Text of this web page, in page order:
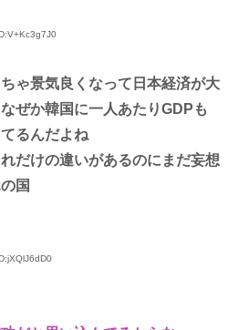
ゃ景気良くなって日本経済が大
ぜか韓国に一人あたりGDPも
るんだよね
だけの違いがあるのにまだ妄想
国